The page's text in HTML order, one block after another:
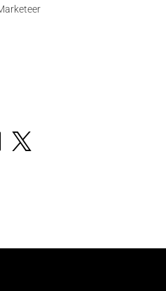
LinkedIn
OVERZICHT